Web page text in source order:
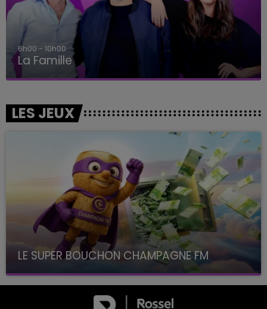
6h00 - 10h00
La Famille
LES JEUX
LE SUPER BOUCHON CHAMPAGNE FM
avec La Famille Champagne FM, à 8H10